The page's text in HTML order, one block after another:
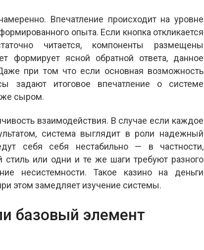
Впечатление происходит на уровне
опыта. Если кнопка откликается
читается, компоненты размещены
формирует ясной обратной ответа, данное
при том что если основная возможность
задают итоговое впечатление о системе
сыром.
взаимодействия. В случае если каждое
система выглядит в роли надежный
себя себя нестабильно — в частности,
или одни и те же шаги требуют разного
несистемности. Такое казино на деньги
этом замедляет изучение системы.
базовый элемент